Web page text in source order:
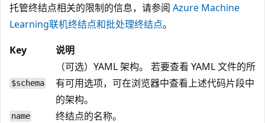
托管终结点相关的限制的信息，请参阅 Azure Machine
Learning联机终结点和批处理终结点。
Key
说明
$schema
（可选）YAML 架构。 若要查看 YAML 文件的所
有可用选项，可在浏览器中查看上述代码片段中
的架构。
name 终结点的名称。